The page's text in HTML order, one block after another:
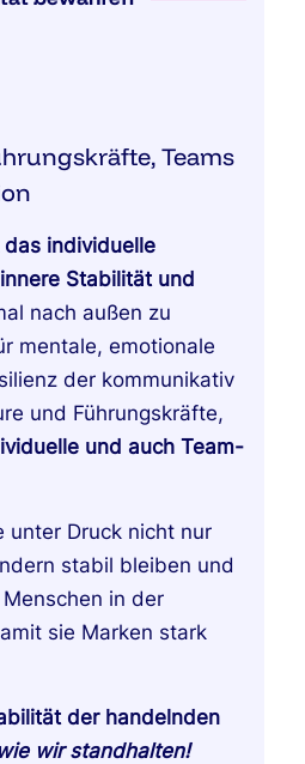
Teams
das individuelle
Stabilität und
nach außen zu
mentale, emotionale
der kommunikativ
und Führungskräfte,
und auch Team-
unter Druck nicht nur
stabil bleiben und
in der
sie Marken stark
der handelnden
wie wir standhalten!